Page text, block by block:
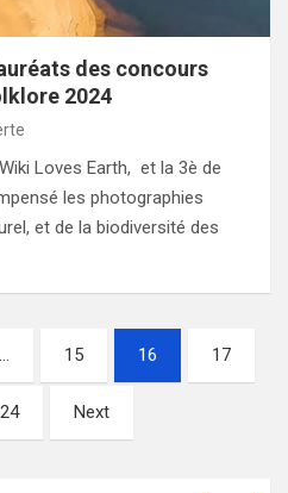
des concours
2024
Loves Earth, et la 3è de
les photographies
et de la biodiversité des
… 15 16 17
24 Next